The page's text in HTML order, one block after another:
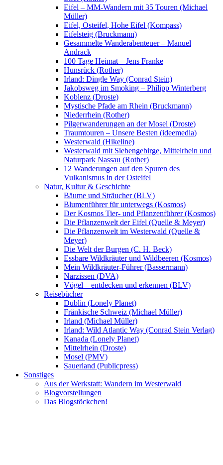
Eifel – MM-Wandern mit 35 Touren (Michael
Müller)
Eifel, Osteifel, Hohe Eifel (Kompass)
Eifelsteig (Bruckmann)
Gesammelte Wanderabenteuer – Manuel
Andrack
100 Tage Heimat – Jens Franke
Hunsrück (Rother)
Irland: Dingle Way (Conrad Stein)
Jakobsweg im Smoking – Philipp Winterberg
Koblenz (Droste)
Mystische Pfade am Rhein (Bruckmann)
Niederrhein (Rother)
Pilgerwanderungen an der Mosel (Droste)
Traumtouren – Unsere Besten (ideemedia)
Westerwald (Hikeline)
Westerwald mit Siebengebirge, Mittelrhein und
Naturpark Nassau (Rother)
12 Wanderungen auf den Spuren des
Vulkanismus in der Osteifel
Natur, Kultur & Geschichte
Bäume und Sträucher (BLV)
Blumenführer für unterwegs (Kosmos)
Der Kosmos Tier- und Pflanzenführer (Kosmos)
Die Pflanzenwelt der Eifel (Quelle & Meyer)
Die Pflanzenwelt im Westerwald (Quelle &
Meyer)
Die Welt der Burgen (C. H. Beck)
Essbare Wildkräuter und Wildbeeren (Kosmos)
Mein Wildkräuter-Führer (Bassermann)
Narzissen (DVA)
Vögel – entdecken und erkennen (BLV)
Reisebücher
Dublin (Lonely Planet)
Fränkische Schweiz (Michael Müller)
Irland (Michael Müller)
Irland: Wild Atlantic Way (Conrad Stein Verlag)
Kanada (Lonely Planet)
Mittelrhein (Droste)
Mosel (PMV)
Sauerland (Publicpress)
Sonstiges
Aus der Werkstatt: Wandern im Westerwald
Blogvorstellungen
Das Blogstöckchen!